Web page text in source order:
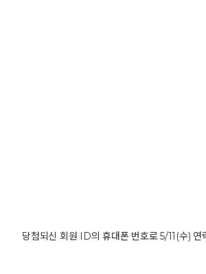
당첨되신 회원 ID의 휴대폰 번호로 5/11(수) 연